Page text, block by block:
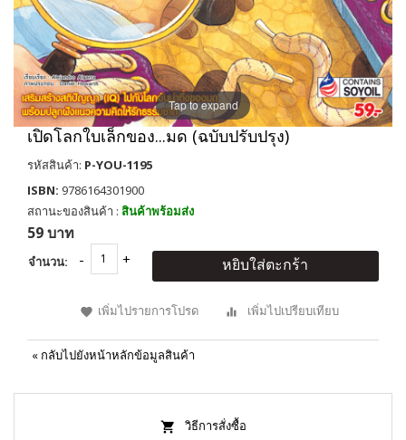
Tap to expand
เปิดโลกใบเล็กของ...มด (ฉบับปรับปรุง)
รหัสสินค้า: P-YOU-1195
ISBN: 9786164301900
สถานะของสินค้า : สินค้าพร้อมส่ง
59 บาท
จำนวน: หยิบใส่ตะกร้า
เพิ่มไปรายการโปรด เพิ่มไปเปรียบเทียบ
« กลับไปยังหน้าหลักข้อมูลสินค้า
วิธีการสั่งซื้อ